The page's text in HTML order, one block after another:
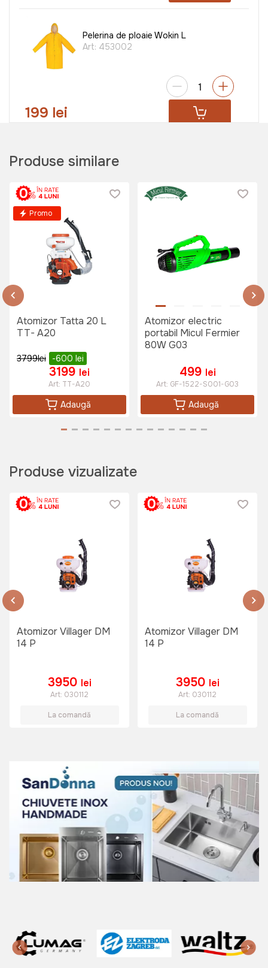
Pelerina de ploaie Wokin L
Art: 453002
199 lei
Fermier
Art:GF-0813
95 lei
Costum de ploaie Wokin XL
Art:
Set schimbarea ulei Villager
Produse similare
Promo
Atomizor Tatta 20 L
TT- A20
3799lei -600 lei
3199 lei
Art: TT-A20
Adaugă
Atomizor electric
portabil Micul Fermier
80W G03
499 lei
Art: GF-1522-S001-G03
Adaugă
Produse vizualizate
Atomizor Villager DM
14 P
3950 lei
Art: 030112
La comandă
Atomizor Villager DM
14 P
3950 lei
Art: 030112
La comandă